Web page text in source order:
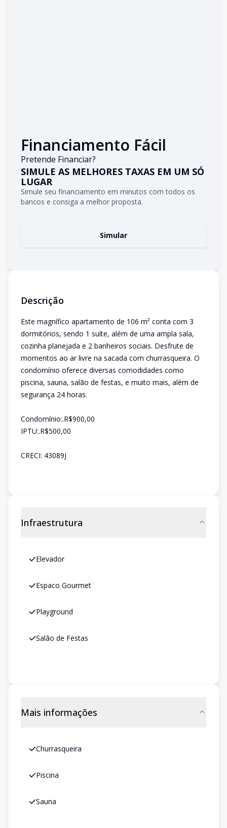
Financiamento Fácil
Pretende Financiar?
SIMULE AS MELHORES TAXAS EM UM SÓ
LUGAR
Simule seu financiamento em minutos com todos os
bancos e consiga a melhor proposta.
Simular
Descrição
Este magnífico apartamento de 106 m² conta com 3
dormitórios, sendo 1 suíte, além de uma ampla sala,
cozinha planejada e 2 banheiros sociais. Desfrute de
momentos ao ar livre na sacada com churrasqueira. O
condomínio oferece diversas comodidades como
piscina, sauna, salão de festas, e muito mais, além de
segurança 24 horas.
Condomínio:.R$900,00
IPTU:.R$500,00
CRECI: 43089J
Infraestrutura
Elevador
Espaco Gourmet
Playground
Salão de Festas
Mais informações
Churrasqueira
Piscina
Sauna